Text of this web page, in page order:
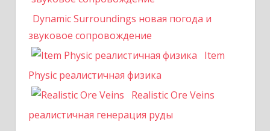
Dynamic Surroundings новая погода и
звуковое сопровождение
Item
Physic реалистичная физика
Realistic Ore Veins
реалистичная генерация руды